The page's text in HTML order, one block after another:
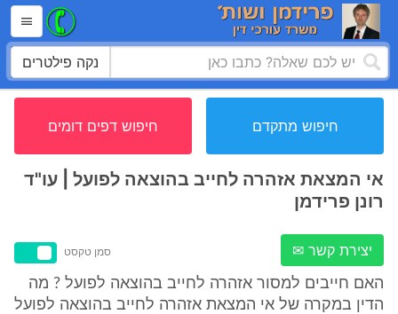
נקה פילטרים
חיפוש מתקדם חיפוש דפים דומים
אי המצאת אזהרה לחייב בהוצאה לפועל | עו"ד
רונן פרידמן
יצירת קשר ✉ סמן טקסט
האם חייבים למסור אזהרה לחייב בהוצאה לפועל ? מה
הדין במקרה של אי המצאת אזהרה לחייב בהוצאה לפועל